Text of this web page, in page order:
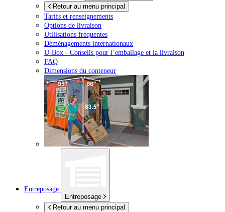
Retour au menu principal
Tarifs et renseignements
Options de livraison
Utilisations fréquentes
Déménagements internationaux
U-Box - Conseils pour l’emballage et la livraison
FAQ
Dimensions du conteneur
Entreposage
Entreposage
Retour au menu principal